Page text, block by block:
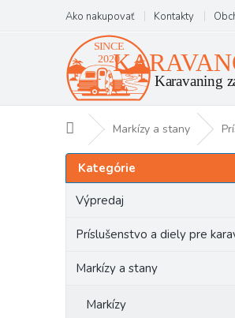
obsah
Ako nakupovať Kontakty
DomovMarkízy a stany
B
o
Preskočiť
kategórie
Kategórie
Výpredaj
Príslušenstvo a diely pre
Markízy a stany
Markízy